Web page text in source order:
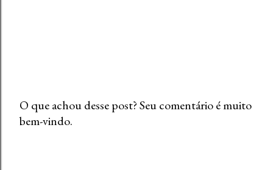
P
O que achou desse post? Seu comentário é muito
bem-vindo.